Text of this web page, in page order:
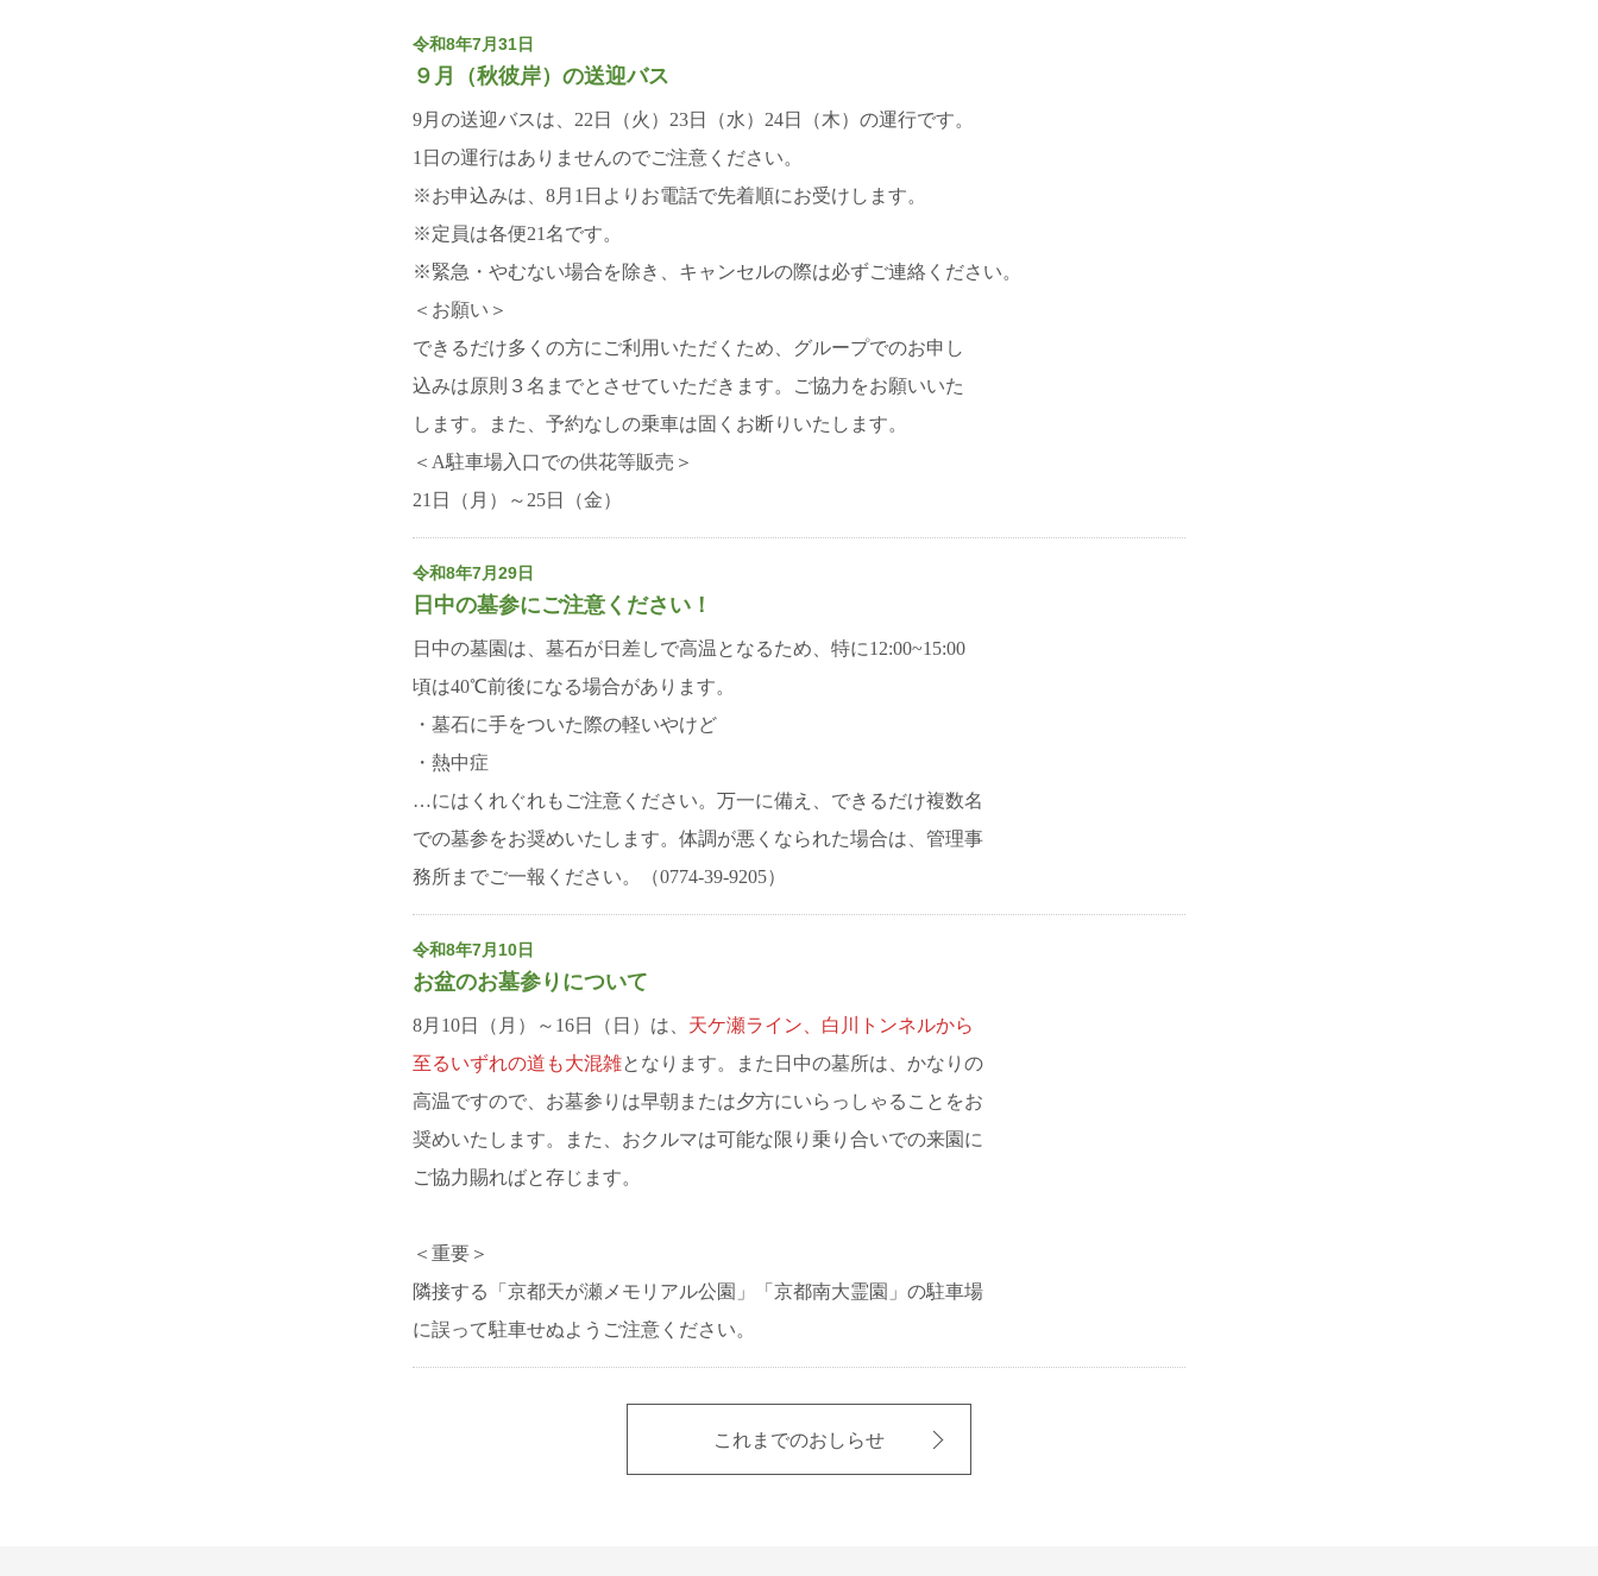
令和8年7月31日
９月（秋彼岸）の送迎バス
9月の送迎バスは、22日（火）23日（水）24日（木）の運行です。
1日の運行はありませんのでご注意ください。
※お申込みは、8月1日よりお電話で先着順にお受けします。
※定員は各便21名です。
※緊急・やむない場合を除き、キャンセルの際は必ずご連絡ください。
＜お願い＞
できるだけ多くの方にご利用いただくため、グループでのお申し
込みは原則３名までとさせていただきます。ご協力をお願いいた
します。また、予約なしの乗車は固くお断りいたします。
＜A駐車場入口での供花等販売＞
21日（月）～25日（金）
令和8年7月29日
日中の墓参にご注意ください！
日中の墓園は、墓石が日差しで高温となるため、特に12:00~15:00
頃は40℃前後になる場合があります。
・墓石に手をついた際の軽いやけど
・熱中症
…にはくれぐれもご注意ください。万一に備え、 できるだけ複数名
での墓参をお奨めいたします。体調が悪くなられた場合は、管理事
務所までご一報ください。（0774-39-9205）
令和8年7月10日
お盆のお墓参りについて
8月10日（月）～16日（日）は、 天ケ瀬ライン、白川トンネルから
至るいずれの道も大混雑となります。また日中の墓所は、かなりの
高温ですので、お墓参りは早朝または夕方にいらっしゃることをお
奨めいたします。また、おクルマは可能な限り乗り合いでの来園に
ご協力賜ればと存じます。
＜重要＞
隣接する「京都天が瀬メモリアル公園」「京都南大霊園」の駐車場
に誤って駐車せぬようご注意ください。
これまでのおしらせ